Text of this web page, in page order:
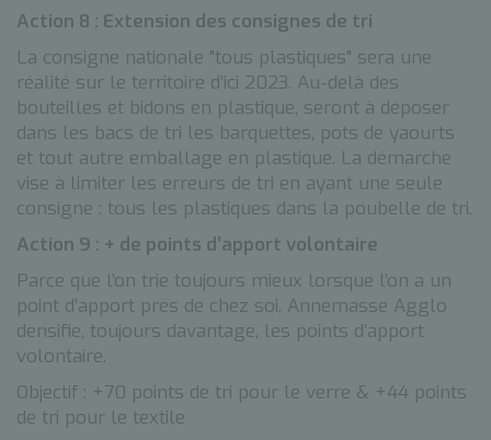
Action 8 : Extension des consignes de tri
La consigne nationale "tous plastiques" sera une
réalité sur le territoire d’ici 2023. Au-delà des
bouteilles et bidons en plastique, seront à déposer
dans les bacs de tri les barquettes, pots de yaourts
et tout autre emballage en plastique. La démarche
vise à limiter les erreurs de tri en ayant une seule
consigne : tous les plastiques dans la poubelle de tri.
Action 9 : + de points d’apport volontaire
Parce que l’on trie toujours mieux lorsque l’on a un
point d’apport près de chez soi, Annemasse Agglo
densifie, toujours davantage, les points d’apport
volontaire.
Objectif : +70 points de tri pour le verre & +44 points
de tri pour le textile